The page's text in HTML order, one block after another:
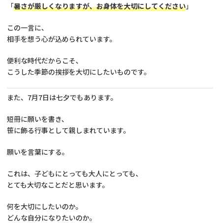
「暑さが厳しくなりますが、お身体を大切にしてください」
この一言に、
相手を想う心が込められています。
便利な時代だからこそ、
こうした季節の挨拶を大切にしたいものです。
また、7月7日は七夕でもあります。
短冊に願いを書き、
笹に飾る行事として親しまれています。
願いを言葉にする。
これは、子どもにとっても大人にとっても、
とても大切なことだと思います。
何を大切にしたいのか。
どんな自分になりたいのか。